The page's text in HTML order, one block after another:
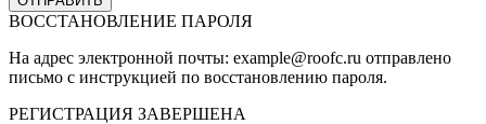
ВОССТАНОВЛЕНИЕ ПАРОЛЯ
На адрес электронной почты: example@roofc.ru отправлено
письмо с инструкцией по восстановлению пароля.
РЕГИСТРАЦИЯ ЗАВЕРШЕНА